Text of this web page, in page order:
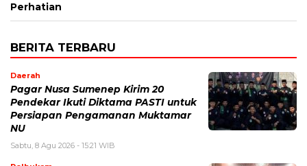
Perhatian
BERITA TERBARU
Daerah
Pagar Nusa Sumenep Kirim 20
Pendekar Ikuti Diktama PASTI untuk
Persiapan Pengamanan Muktamar
NU
Sabtu, 8 Agu 2026 - 15:21 WIB